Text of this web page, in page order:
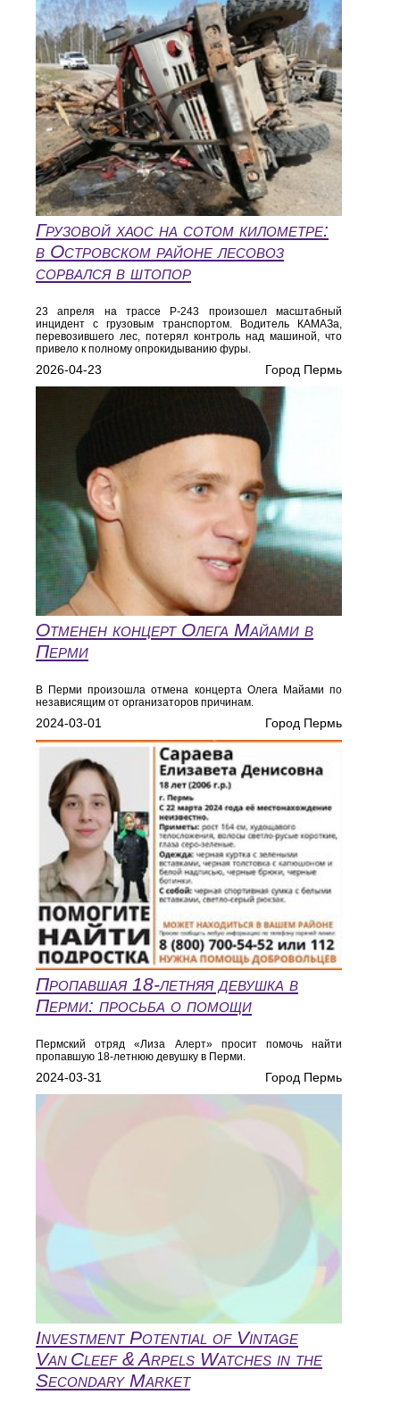
Грузовой хаос на сотом километре:
в Островском районе лесовоз
сорвался в штопор
23 апреля на трассе Р-243 произошел масштабный
инцидент с грузовым транспортом. Водитель КАМАЗа,
перевозившего лес, потерял контроль над машиной, что
привело к полному опрокидыванию фуры.
2026-04-23 Город Пермь
Отменен концерт Олега Майами в
Перми
В Перми произошла отмена концерта Олега Майами по
независящим от организаторов причинам.
2024-03-01 Город Пермь
Пропавшая 18-летняя девушка в
Перми: просьба о помощи
Пермский отряд «Лиза Алерт» просит помочь найти
пропавшую 18-летнюю девушку в Перми.
2024-03-31 Город Пермь
Investment Potential of Vintage
Van Cleef & Arpels Watches in the
Secondary Market